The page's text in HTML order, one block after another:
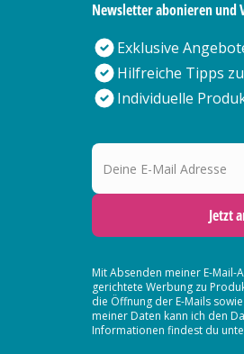
Newsletter abonieren und
Exklusive
Hilfreiche Tipps
Individuelle
Deine E-Mail Adresse
Jetzt
Mit Absenden meiner E-Mail-
gerichtete Werbung zu
die Öffnung der E-Mails
meiner Daten kann ich den
Informationen findest du